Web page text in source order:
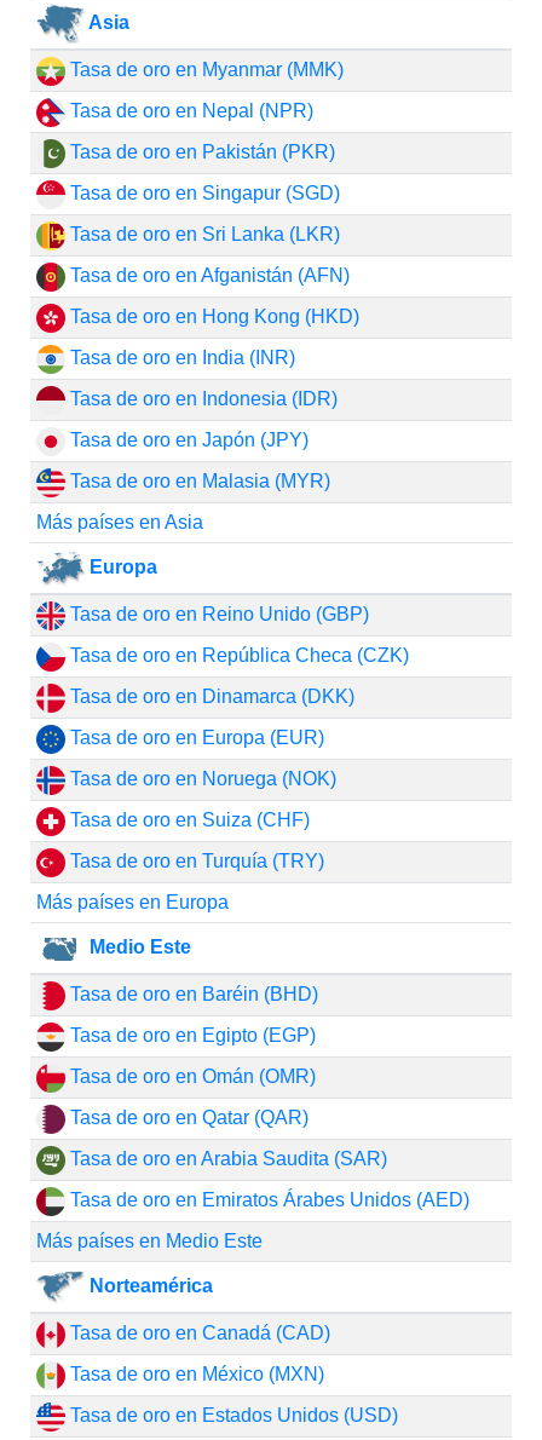
Asia
Tasa de oro en Myanmar (MMK)
Tasa de oro en Nepal (NPR)
Tasa de oro en Pakistán (PKR)
Tasa de oro en Singapur (SGD)
Tasa de oro en Sri Lanka (LKR)
Tasa de oro en Afganistán (AFN)
Tasa de oro en Hong Kong (HKD)
Tasa de oro en India (INR)
Tasa de oro en Indonesia (IDR)
Tasa de oro en Japón (JPY)
Tasa de oro en Malasia (MYR)
Más países en Asia
Europa
Tasa de oro en Reino Unido (GBP)
Tasa de oro en República Checa (CZK)
Tasa de oro en Dinamarca (DKK)
Tasa de oro en Europa (EUR)
Tasa de oro en Noruega (NOK)
Tasa de oro en Suiza (CHF)
Tasa de oro en Turquía (TRY)
Más países en Europa
Medio Este
Tasa de oro en Baréin (BHD)
Tasa de oro en Egipto (EGP)
Tasa de oro en Omán (OMR)
Tasa de oro en Qatar (QAR)
Tasa de oro en Arabia Saudita (SAR)
Tasa de oro en Emiratos Árabes Unidos (AED)
Más países en Medio Este
Norteamérica
Tasa de oro en Canadá (CAD)
Tasa de oro en México (MXN)
Tasa de oro en Estados Unidos (USD)